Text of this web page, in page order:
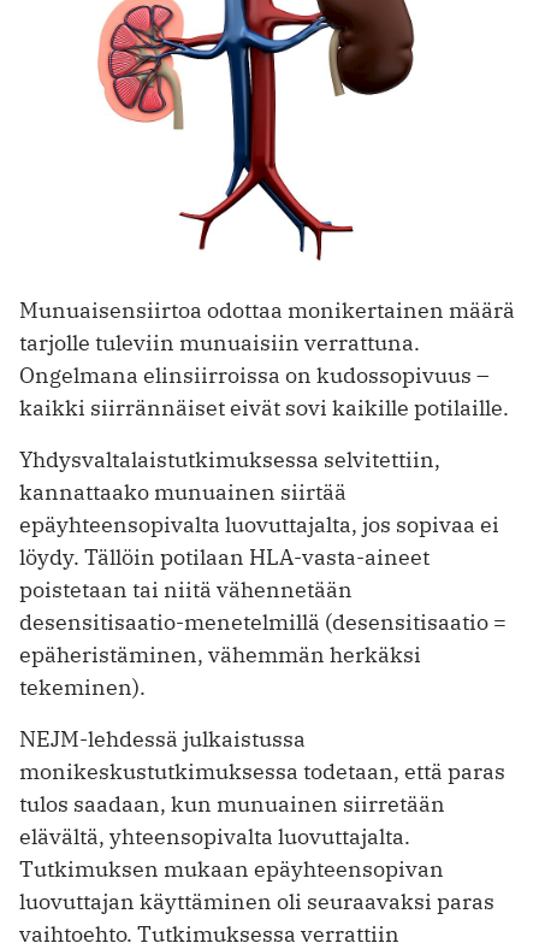
Munuaisensiirtoa odottaa monikertainen määrä
tarjolle tuleviin munuaisiin verrattuna.
Ongelmana elinsiirroissa on kudossopivuus –
kaikki siirrännäiset eivät sovi kaikille potilaille.
Yhdysvaltalaistutkimuksessa selvitettiin,
kannattaako munuainen siirtää
epäyhteensopivalta luovuttajalta, jos sopivaa ei
löydy. Tällöin potilaan HLA-vasta-aineet
poistetaan tai niitä vähennetään
desensitisaatio-menetelmillä (desensitisaatio =
epäheristäminen, vähemmän herkäksi
tekeminen).
NEJM-lehdessä julkaistussa
monikeskustutkimuksessa todetaan, että paras
tulos saadaan, kun munuainen siirretään
elävältä, yhteensopivalta luovuttajalta.
Tutkimuksen mukaan epäyhteensopivan
luovuttajan käyttäminen oli seuraavaksi paras
vaihtoehto. Tutkimuksessa verrattiin